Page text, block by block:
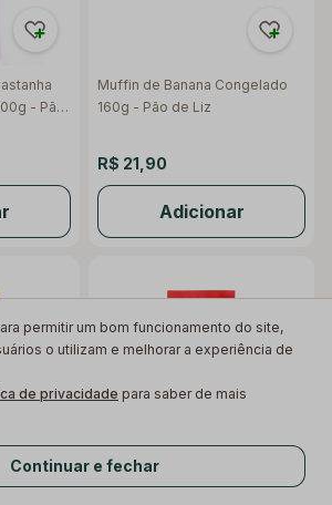
- Pão
Muffin de Banana Congelado
160g - Pão de Liz
R$ 21,90
Adicionar
Proteico 100g - Mexidona
permitir um bom funcionamento do site,
o utilizam e melhorar a experiência de
de privacidade para saber de mais
Continuar e fechar